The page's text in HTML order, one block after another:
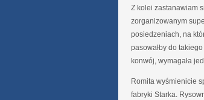
Z kolei zastanawiam
zorganizowanym
posiedzeniach, na
pasowałby do
konwój, wymagała
Romita wyśmienicie
fabryki Starka.